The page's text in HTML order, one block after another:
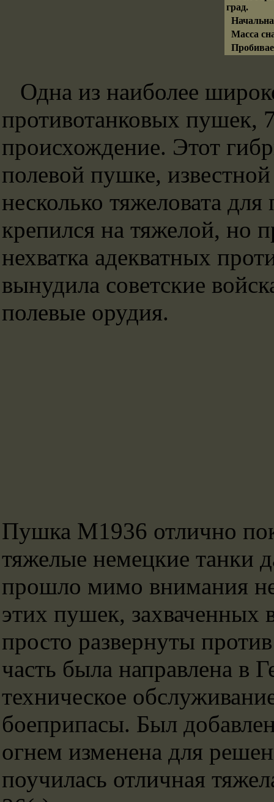
град.
Масса
Одна из наиболее
противотанковых пушек,
происхождение. Этот
полевой пушке,
несколько тяжеловата
крепился на тяжелой, но
нехватка адекватных
вынудила советские
полевые орудия.
Пушка М1936 отлично
тяжелые немецкие танки
прошло мимо внимания
этих пушек,
просто развернуты
часть была направлена в
техническое
боеприпасы. Был
огнем изменена для
поучилась отличная